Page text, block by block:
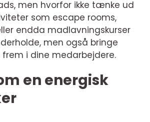
men hvorfor ikke tænke ud
som escape rooms,
endda madlavningskurser
men også bringe
i dine medarbejdere.
en energisk